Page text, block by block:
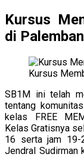
Kursus
di
Kursus
SB1M ini telah
tentang
kelas FREE
Kelas Gratisnya
16 serta jam 19-
Jendral Sudirman